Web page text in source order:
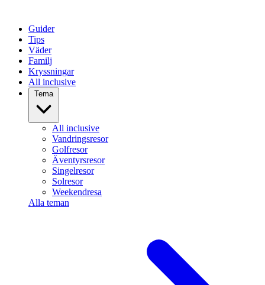
Guider
Tips
Väder
Familj
Kryssningar
All inclusive
Tema
All inclusive
Vandringsresor
Golfresor
Äventyrsresor
Singelresor
Solresor
Weekendresa
Alla teman